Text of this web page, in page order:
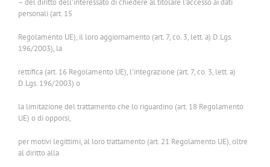
– del diritto dell’interessato di chiedere al titolare l’accesso ai dati
personali (art. 15
Regolamento UE), il loro aggiornamento (art. 7, co. 3, lett. a) D.Lgs.
196/2003), la
rettifica (art. 16 Regolamento UE), l’integrazione (art. 7, co. 3, lett. a)
D.Lgs. 196/2003) o
la limitazione del trattamento che lo riguardino (art. 18 Regolamento
UE) o di opporsi,
per motivi legittimi, al loro trattamento (art. 21 Regolamento UE), oltre
al diritto alla